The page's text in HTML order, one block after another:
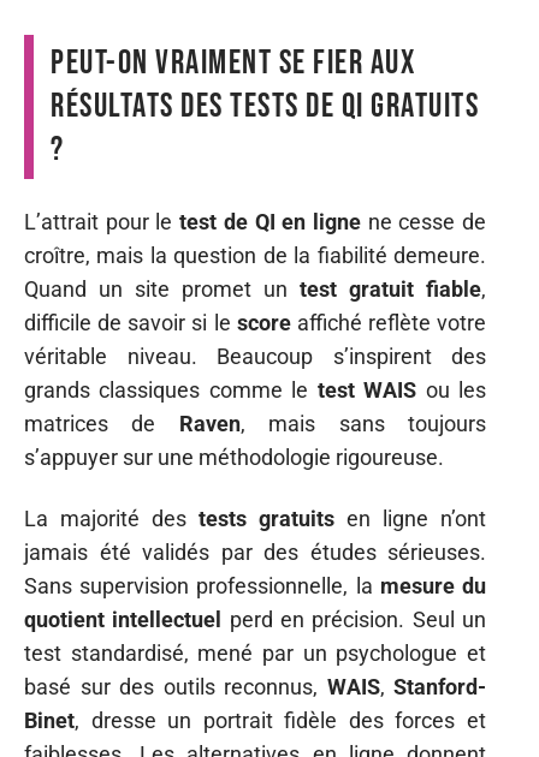
Peut-on vraiment se fier aux
résultats des tests de QI gratuits
?
L’attrait pour letest de QI en lignene cesse de
croître, mais la question de la fiabilité demeure.
Quand un site promet un test gratuit fiable,
difficile de savoir si le scoreaffiché reflète votre
véritable niveau. Beaucoup s’inspirent des
grands classiques comme le test WAIS ou les
matrices de Raven, mais sans toujours
s’appuyer sur une méthodologie rigoureuse.
La majorité des tests gratuits en ligne n’ont
jamais été validés par des études sérieuses.
Sans supervision professionnelle, la mesure du
quotient intellectuel perd en précision. Seul un
test standardisé, mené par un psychologue et
basé sur des outils reconnus, WAIS, Stanford-
Binet, dresse un portrait fidèle des forces et